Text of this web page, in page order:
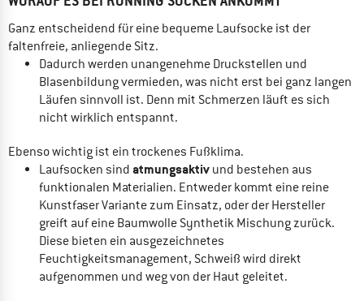
Ganz entscheidend für eine bequeme Laufsocke ist der
faltenfreie, anliegende Sitz.
Dadurch werden unangenehme Druckstellen und
Blasenbildung vermieden, was nicht erst bei ganz langen
Läufen sinnvoll ist. Denn mit Schmerzen läuft es sich
nicht wirklich entspannt.
Ebenso wichtig ist ein trockenes Fußklima.
Laufsocken sind atmungsaktivund bestehen aus
funktionalen Materialien. Entweder kommt eine reine
Kunstfaser Variante zum Einsatz, oder der Hersteller
greift auf eine Baumwolle Synthetik Mischung zurück.
Diese bieten ein ausgezeichnetes
Feuchtigkeitsmanagement, Schweiß wird direkt
aufgenommen und weg von der Haut geleitet.